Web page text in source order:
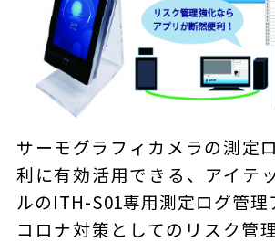
サーモグラフィカメラの測定
利に有効活用できる、アイテ
ルのITH-S01専用測定ログ管理
コロナ対策としてのリスク管